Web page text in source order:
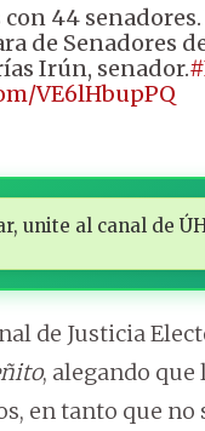
44 senadores.
de Senadores
Irún, senador.
VE6lHbupPQ
unite al canal de
de Justicia
, alegando que
en tanto que